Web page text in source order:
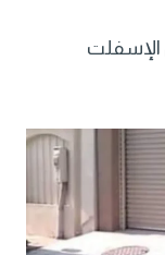
الإسفلت